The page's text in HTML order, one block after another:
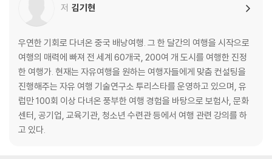
-이탈리아 핵심 투어 12박 14일
-이탈리아 일주 15박 17일
03) 이탈리아에서 자동차 운전하기
①렌터카 픽업 전 사전 지식
②렌터카 픽업하기
③운전 시 알아두어야 할 기본 지식
④고속도로 & 국도 운전하기
저 김기현
우연한 기회로 다녀온 중국 배낭여행. 그 한 달간의 여행을 시작으로
여행의 매력에 빠져 전 세계 60개국, 200여 개 도시를 여행한 진정
한 여행가. 현재는 자유여행을 원하는 여행자들에게 맞춤 컨설팅을
진행해주는 자유 여행 기술연구소 투리스타를 운영하고 있으며, 유
럽만 100회 이상 다녀온 풍부한 여행 경험을 바탕으로 보험사, 문화
센터, 공기업, 교육기관, 청소년 수련관 등에서 여행 관련 강의를 하
고 있다.